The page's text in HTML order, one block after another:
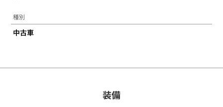
コンプリートカー
種別
中古車
装備